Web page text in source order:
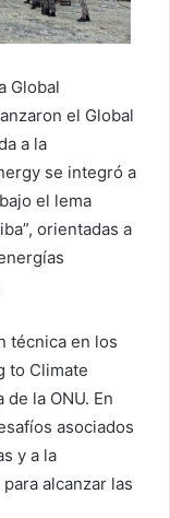
Global
el Global
a la
se integró a
el lema
orientadas a
técnica en los
to Climate
la ONU. En
asociados
y a la
alcanzar las